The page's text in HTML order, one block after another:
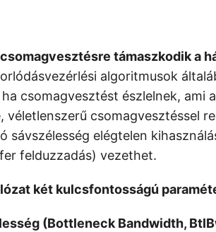
csomagvesztésre támaszkodik a
algoritmusok
csomagvesztést észlelnek, ami
csomagvesztéssel
sávszélesség elégtelen
felduzzadás) vezethet.
két kulcsfontosságú
(Bottleneck Bandwidth,